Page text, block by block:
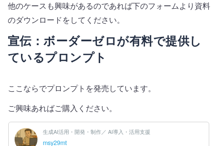
他のケースも興味があるのであれば下のフォームより資料
のダウンロードをしてください。
宣伝：ボーダーゼロが有料で提供し
ているプロンプト
ここならでプロンプトを発売しています。
ご興味あればご購入ください。